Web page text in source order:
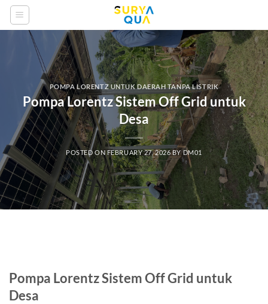
Skip
content
POMPA LORENTZ UNTUK DAERAH TANPA LISTRIK
Pompa Lorentz Sistem Off Grid untuk
Desa
POSTED ONFEBRUARY 27, 2026BYDM01
Pompa Lorentz Sistem Off Grid untuk
Desa